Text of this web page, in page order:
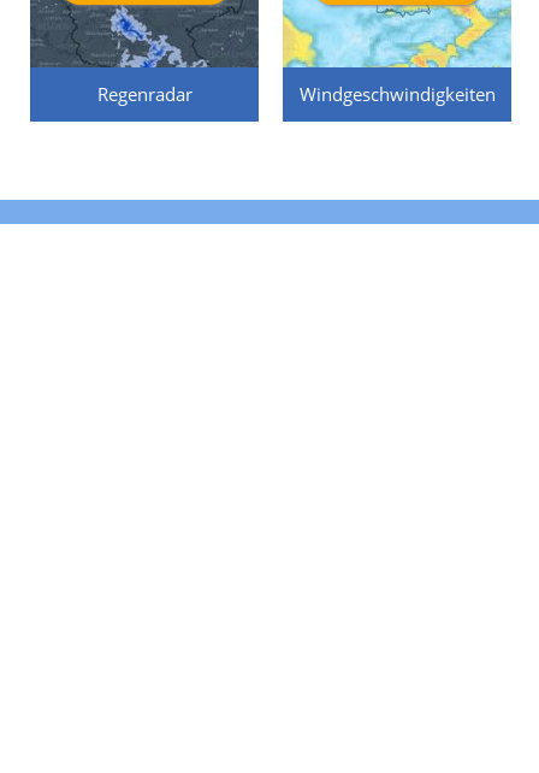
Regenradar Windgeschwindigkeiten